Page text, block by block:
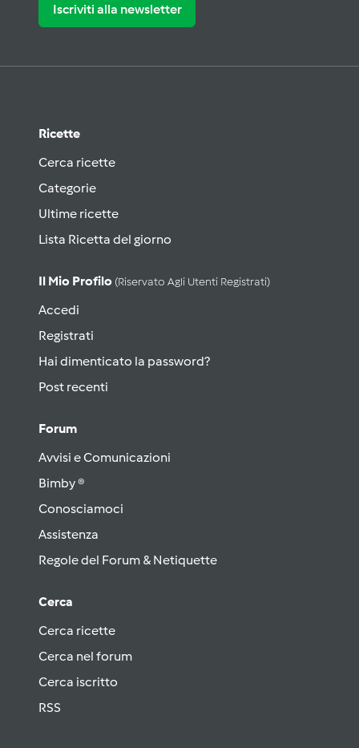
Iscriviti alla newsletter
Ricette
Cerca ricette
Categorie
Ultime ricette
Lista Ricetta del giorno
Il Mio Profilo (riservato Agli Utenti Registrati)
Accedi
Registrati
Hai dimenticato la password?
Post recenti
Forum
Avvisi e Comunicazioni
Bimby ®
Conosciamoci
Assistenza
Regole del Forum & Netiquette
Cerca
Cerca ricette
Cerca nel forum
Cerca iscritto
RSS